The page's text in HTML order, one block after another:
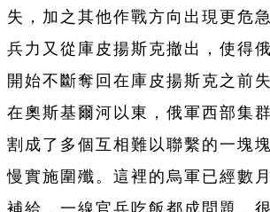
失，加之其他作戰方向出現更危
兵力又從庫皮揚斯克撤出，使得
開始不斷奪回在庫皮揚斯克之前
在奧斯基爾河以東，俄軍西部集
割成了多個互相難以聯繫的一塊
慢實施圍殲。這裡的烏軍已經數
補給，一線官兵吃飯都成問題，